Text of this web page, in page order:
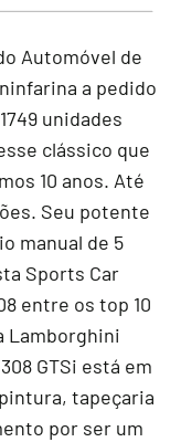
Automóvel de
a pedido
unidades
clássico que
10 anos. Até
Seu potente
manual de 5
Sports Car
entre os top 10
Lamborghini
GTSi está em
tapeçaria
por ser um